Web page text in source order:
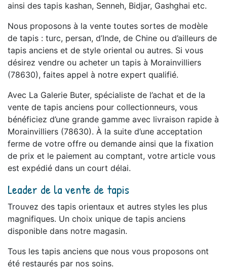
ainsi des tapis kashan, Senneh, Bidjar, Gashghai etc.
Nous proposons à la vente toutes sortes de modèle
de tapis : turc, persan, d’Inde, de Chine ou d’ailleurs de
tapis anciens et de style oriental ou autres. Si vous
désirez vendre ou acheter un tapis à Morainvilliers
(78630), faites appel à notre expert qualifié.
Avec La Galerie Buter, spécialiste de l’achat et de la
vente de tapis anciens pour collectionneurs, vous
bénéficiez d’une grande gamme avec livraison rapide à
Morainvilliers (78630). À la suite d’une acceptation
ferme de votre offre ou demande ainsi que la fixation
de prix et le paiement au comptant, votre article vous
est expédié dans un court délai.
Leader de la vente de tapis
Trouvez des tapis orientaux et autres styles les plus
magnifiques. Un choix unique de tapis anciens
disponible dans notre magasin.
Tous les tapis anciens que nous vous proposons ont
été restaurés par nos soins.